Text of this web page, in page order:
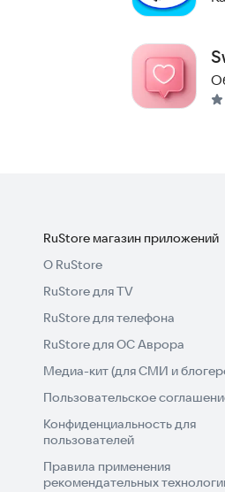
свой путь к успеху вместе с
RuStore магазин приложений
О RuStore
RuStore для TV
RuStore для телефона
RuStore для ОС Аврора
Медиа-кит (для СМИ и
Пользовательское
Конфиденциальность для
пользователей
Правила применения
рекомендательных